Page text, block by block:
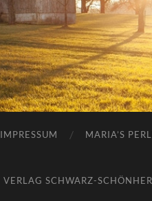
IMPRESSUM MARIA’S
VERLAG SCHWARZ-